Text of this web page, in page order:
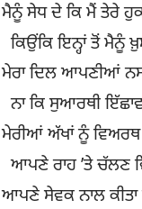
ਮੈਨੂੰ ਸੇਧ ਦੇ ਕਿ ਮੈਂ ਤੇਰੇ
ਕਿਉਂਕਿ ਇਨ੍ਹਾਂ ਤੋਂ ਮੈਨੂੰ
ਮੇਰਾ ਦਿਲ ਆਪਣੀਆਂ
ਨਾ ਕਿ ਸੁਆਰਥੀ
ਮੇਰੀਆਂ ਅੱਖਾਂ ਨੂੰ
ਆਪਣੇ ਰਾਹ ʼਤੇ ਚੱਲਣ
ਆਪਣੇ ਸੇਵਕ ਨਾਲ ਕੀਤਾ